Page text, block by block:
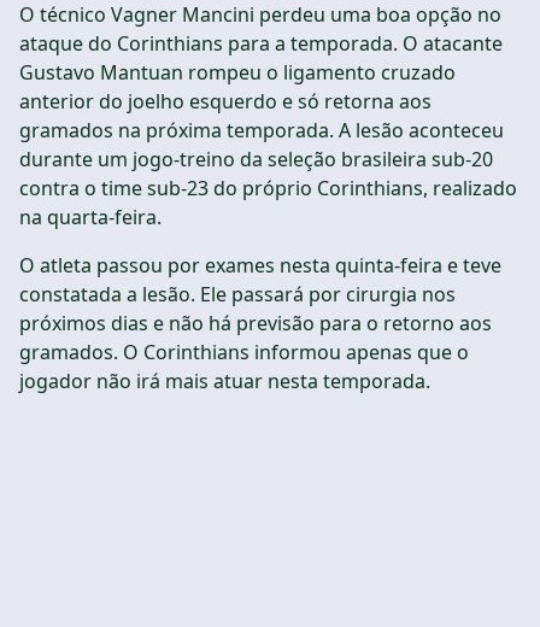
O técnico Vagner Mancini perdeu uma boa opção no
ataque do Corinthians para a temporada. O atacante
Gustavo Mantuan rompeu o ligamento cruzado
anterior do joelho esquerdo e só retorna aos
gramados na próxima temporada. A lesão aconteceu
durante um jogo-treino da seleção brasileira sub-20
contra o time sub-23 do próprio Corinthians, realizado
na quarta-feira.
O atleta passou por exames nesta quinta-feira e teve
constatada a lesão. Ele passará por cirurgia nos
próximos dias e não há previsão para o retorno aos
gramados. O Corinthians informou apenas que o
jogador não irá mais atuar nesta temporada.